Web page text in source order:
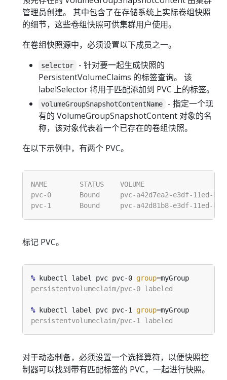
管理员创建。 其中包含了在存储系统上实际卷组快照
的细节，这些卷组快照可供集群用户使用。
在卷组快照源中，必须设置以下成员之一。
selector
- 针对要一起生成快照的
PersistentVolumeClaims 的标签查询。 该
labelSelector 将用于匹配添加到 PVC 上的标签。
volumeGroupSnapshotContentName
- 指定一个现
有的 VolumeGroupSnapshotContent 对象的名
称，该对象代表着一个已存在的卷组快照。
在以下示例中，有两个 PVC。
标记 PVC。
% kubectl label pvc pvc-0 group=
% kubectl label pvc pvc-1 group=
对于动态制备，必须设置一个选择算符，以便快照控
制器可以找到带有匹配标签的 PVC，一起进行快照。